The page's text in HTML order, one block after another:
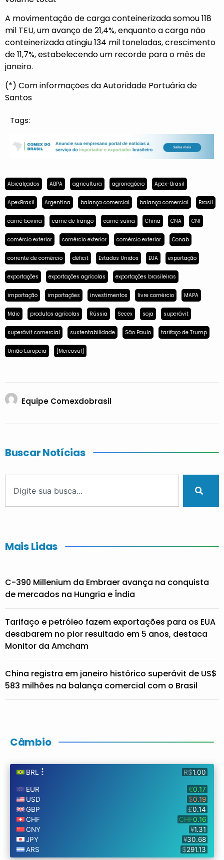
A movimentação de carga conteinerizada somou 118
mil TEU, um avanço de 21,4%, enquanto a carga não
conteinerizada atingiu 134 mil toneladas, crescimento
de 11,7%, estabelecendo um recorde para o mês de
janeiro.
(*) Com informações da Autoridade Portuária de
Santos
Tags:
Abicalçados ABPA agricultura agronegócio Apex-Brasil
ApexBrasil Argentina balança comercial balança comercial Brasil
carne bovina carne de frango carne suína China CNA CNI
comércio exterior comércio exterior comércio exterior. Conab
corrente de comércio déficit Estados Unidos EUA exportação
exportações exportações agrícolas exportações brasileiras
importação importações investimentos livre comércio MAPA
Mdic produtos agrícolas Rússia Secex soja superávit
superávit comercial sustentabilidade São Paulo tarifaço de Trump
União Europeia [Mercosul]
Equipe Comexdobrasil
Buscar Notícias
Mais Lidas
C-390 Millenium da Embraer avança na conquista
de mercados na Hungria e Índia
Tarifaço e petróleo fazem exportações para os EUA
desabarem no pior resultado em 5 anos, destaca
Monitor da Amcham
China registra em janeiro histórico superávit de US$
583 milhões na balança comercial com o Brasil
Câmbio